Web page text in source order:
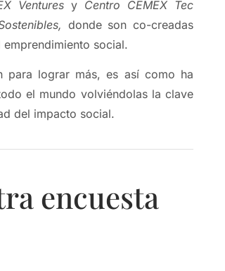
Ventures y Centro CEMEX Tec
donde son co-creadas
social.
para lograr más, es así como ha
el mundo volviéndolas la clave
del impacto social.
encuesta